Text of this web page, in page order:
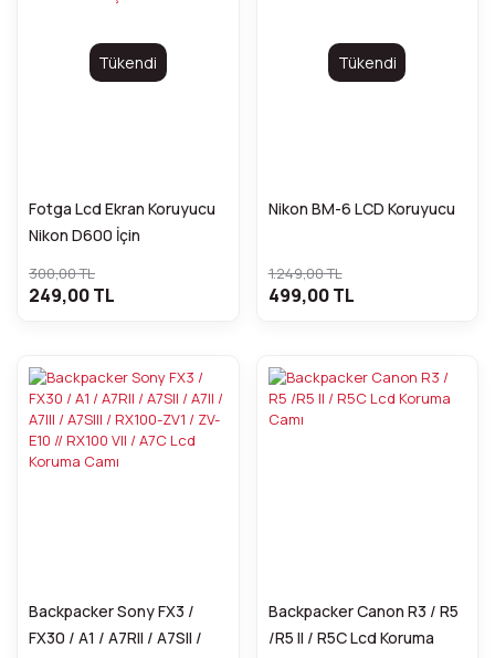
Tükendi
Fotga Lcd Ekran Koruyucu
Nikon D600 İçin
300,00 TL
249,00 TL
Tükendi
Nikon BM-6 LCD Koruyucu
1.249,00 TL
499,00 TL
Backpacker Sony FX3 /
FX30 / A1 / A7RII / A7SII /
Backpacker Canon R3 / R5
/R5 II / R5C Lcd Koruma